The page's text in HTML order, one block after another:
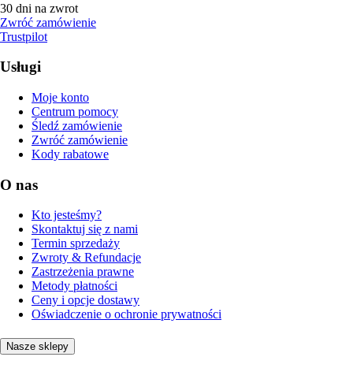
30 dni na zwrot
Zwróć zamówienie
Trustpilot
Usługi
Moje konto
Centrum pomocy
Śledź zamówienie
Zwróć zamówienie
Kody rabatowe
O nas
Kto jesteśmy?
Skontaktuj się z nami
Termin sprzedaży
Zwroty & Refundacje
Zastrzeżenia prawne
Metody płatności
Ceny i opcje dostawy
Oświadczenie o ochronie prywatności
Nasze sklepy